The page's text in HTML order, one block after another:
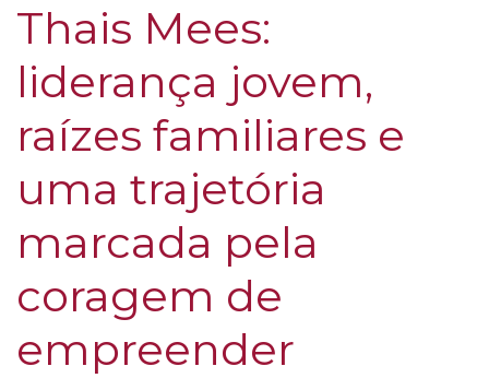
Thais Mees:
liderança jovem,
raízes familiares e
uma trajetória
marcada pela
coragem de
empreender